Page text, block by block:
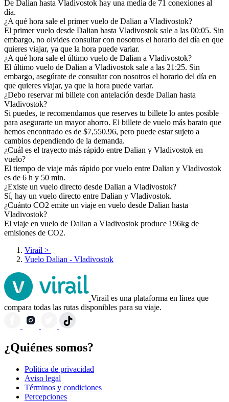
De Dalian hasta Vladivostok hay una media de 71 conexiones al
día.
¿A qué hora sale el primer vuelo de Dalian a Vladivostok?
El primer vuelo desde Dalian hasta Vladivostok sale a las 00:05. Sin
embargo, no olvides consultar con nosotros el horario del día en que
quieres viajar, ya que la hora puede variar.
¿A qué hora sale el último vuelo de Dalian a Vladivostok?
El último vuelo de Dalian a Vladivostok sale a las 21:25. Sin
embargo, asegúrate de consultar con nosotros el horario del día en
que quieres viajar, ya que la hora puede variar.
¿Debo reservar mi billete con antelación desde Dalian hasta
Vladivostok?
Si puedes, te recomendamos que reserves tu billete lo antes posible
para asegurarte un mayor ahorro. El billete de vuelo más barato que
hemos encontrado es de $7,550.96, pero puede estar sujeto a
cambios dependiendo de la demanda.
¿Cuál es el trayecto más rápido entre Dalian y Vladivostok en
vuelo?
El tiempo de viaje más rápido por vuelo entre Dalian y Vladivostok
es de 6 h y 50 min.
¿Existe un vuelo directo desde Dalian a Vladivostok?
Sí, hay un vuelo directo entre Dalian y Vladivostok.
¿Cuánto CO2 emite un viaje en vuelo desde Dalian hasta
Vladivostok?
El viaje en vuelo de Dalian a Vladivostok produce 196kg de
emisiones de CO2.
Virail >
Vuelo Dalian - Vladivostok
Virail es una plataforma en línea que
compara todas las rutas disponibles para su viaje.
¿Quiénes somos?
Política de privacidad
Aviso legal
Términos y condiciones
Percepciones